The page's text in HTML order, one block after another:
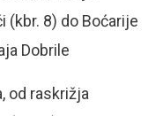
(kbr. 8) do Boćarije
Dobrile
od raskrižja